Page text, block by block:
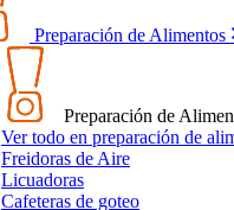
Preparación de Alimentos
Preparación de
Ver todo en preparación de
Freidoras de Aire
Licuadoras
Cafeteras de goteo